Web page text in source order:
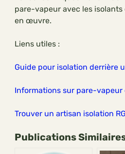
pare-vapeur avec les
en œuvre.
Liens utiles :
Guide pour isolation derrière
Informations sur pare-vapeur
Trouver un artisan isolation
Publications